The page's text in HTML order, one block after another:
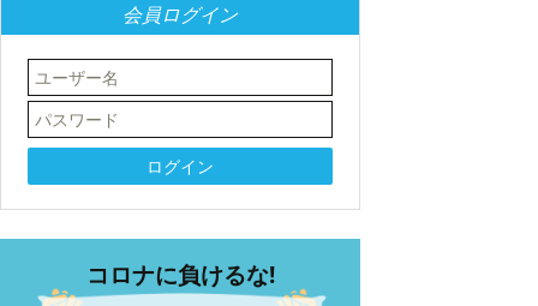
会員ログイン
コロナに負けるな!